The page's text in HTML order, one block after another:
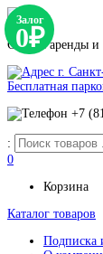
Сервис аренды
г.
Бесплатная
+7
:
0
Корзина
Каталог товаров
Подписка
Залог
0₽